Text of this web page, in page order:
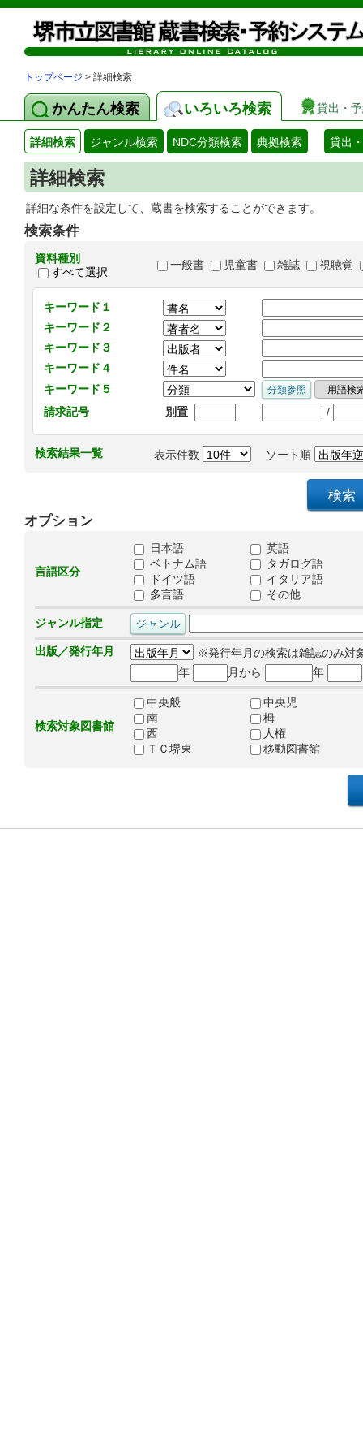
トップページ > 詳細検索
かんたん検索 いろいろ検索 貸出・
詳細検索 ジャンル検索 NDC分類検索 典拠検索 貸出
詳細検索
詳細な条件を設定して、蔵書を検索することができます。
検索条件
資料種別
すべて選択
一般書 児童書 雑誌 視聴覚
キーワード１
キーワード２
キーワード３
キーワード４
キーワード５
請求記号
別置 /
検索結果一覧 表示件数 ソート順
オプション
言語区分
日本語
英語
ベトナム語
タガログ語
ドイツ語
イタリア語
多言語
その他
ジャンル指定
出版／発行年月
※発行年月の検索は雑誌のみ対
年
月から 年
検索対象図書館
中央般
中央児
南
栂
西
人権
ＴＣ堺東
移動図書館